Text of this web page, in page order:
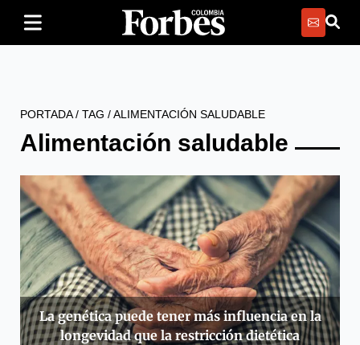
PORTADA/ TAG /ALIMENTACIÓN SALUDABLE
Alimentación saludable
La genética puede tener más influencia en la
longevidad que la restricción dietética